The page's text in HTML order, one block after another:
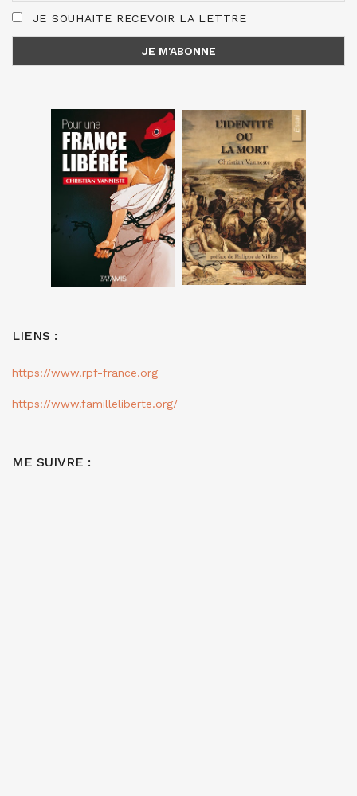
JE SOUHAITE RECEVOIR LA LETTRE
LIENS :
https://www.rpf-france.org
https://www.familleliberte.org/
ME SUIVRE :